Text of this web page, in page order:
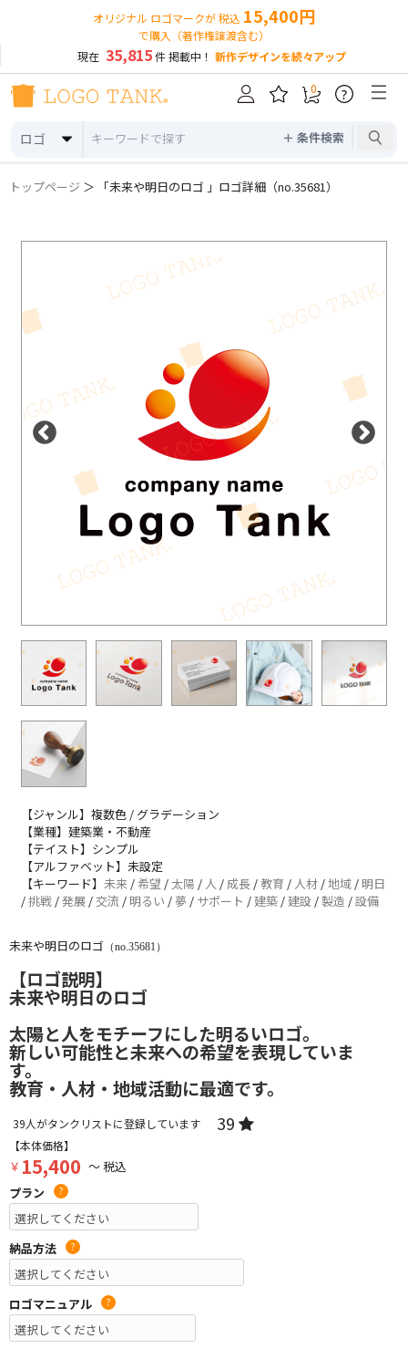
オリジナル ロゴマークが 税込 15,400円
で購入（著作権譲渡含む）
現在 35,815件 掲載中！ 新作デザインを続々アップ
ロゴ ＋ 条件検索
0 ?
トップページ ＞ 「未来や明日のロゴ 」ロゴ詳細（no.35681）
【ジャンル】複数色 / グラデーション
【業種】建築業・不動産
【テイスト】シンプル
【アルファベット】未設定
【キーワード】 未来 / 希望 /太陽 / 人 / 成長 / 教育 / 人材 /地域 / 明日
/挑戦 /発展 /交流 / 明るい / 夢 / サポート /建築 /建設 /製造 /設備
未来や明日のロゴ （no.35681）
【ロゴ説明】
未来や明日のロゴ
太陽と人をモチーフにした明るいロゴ。
新しい可能性と未来への希望を表現していま
す。
教育・人材・地域活動に最適です。
39人がタンクリストに登録しています 39
【本体価格】
￥ 15,400 ～ 税込
プラン
?
納品方法 ?
ロゴマニュアル ?